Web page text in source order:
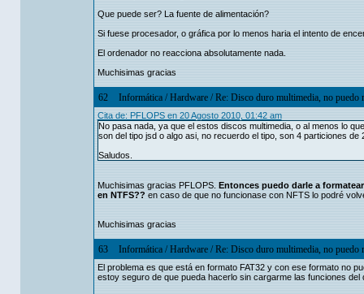
Que puede ser? La fuente de alimentación?
Si fuese procesador, o gráfica por lo menos haria el intento de
El ordenador no reacciona absolutamente nada.
Muchisimas gracias
62 Informática/Hardware/Re: Disco duro multimedia, no puedo
Cita de: PFLOPS en 20 Agosto 2010, 01:42 am
No pasa nada, ya que el estos discos multimedia, o al menos lo
son del tipo jsd o algo asi, no recuerdo el tipo, son 4 particiones
Saludos.
Muchisimas gracias PFLOPS. Entonces puedo darle a
en NTFS?? en caso de que no funcionase con NFTS lo podré
Muchisimas gracias
63 Informática/Hardware/Re: Disco duro multimedia, no puedo
El problema es que está en formato FAT32 y con ese formato no
estoy seguro de que pueda hacerlo sin cargarme las funciones